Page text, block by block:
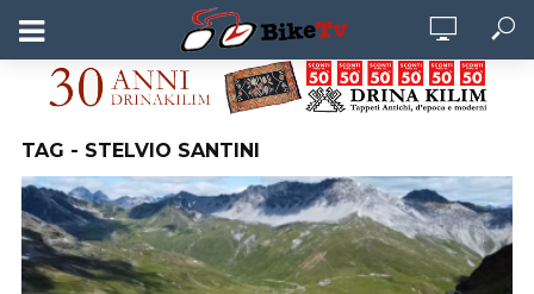
TAG - STELVIO SANTINI